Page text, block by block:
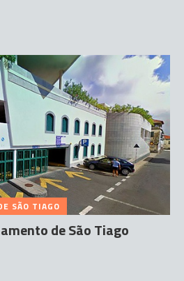
SÃO TIAGO
de São Tiago